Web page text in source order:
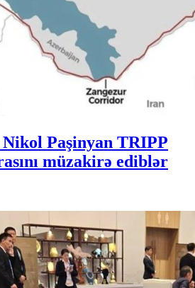
Paşinyan TRIPP
müzakirə ediblər